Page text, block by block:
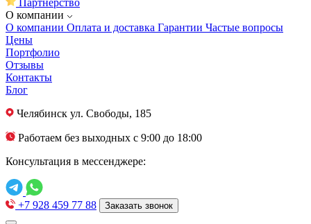
О компании
О компании Оплата и доставка Гарантии Частые вопросы
Цены
Портфолио
Отзывы
Контакты
Блог
Челябинск ул. Свободы, 185
Работаем без выходных с 9:00 до 18:00
Консультация в мессенджере:
+7 928 459 77 88 Заказать звонок